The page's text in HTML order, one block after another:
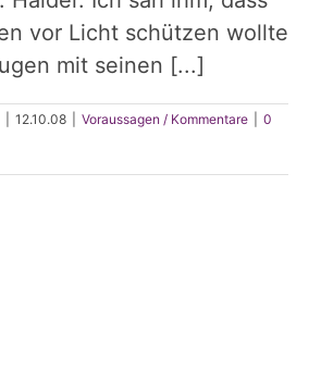
vor Licht schützen wollte
mit seinen [...]
12.10.08 Voraussagen / Kommentare
0